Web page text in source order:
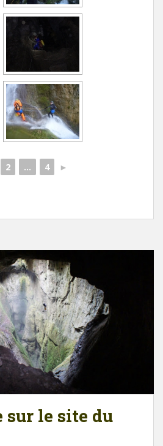
2 ... 4 ►
sur le site du